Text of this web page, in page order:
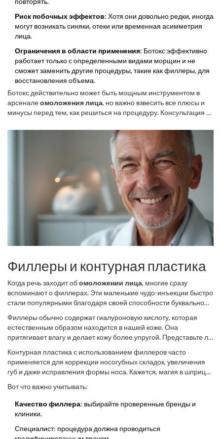
Риск побочных эффектов: Хотя они довольно редки, иногда
могут возникать синяки, отеки или временная асимметрия
лица.
Ограничения в области применения: Ботокс эффективно
работает только с определенными видами морщин и не
сможет заменить другие процедуры, такие как филлеры, для
восстановления объема.
Ботокс действительно может быть мощным инструментом в
арсеналеомоложения лица, но важно взвесить все плюсы и
минусы перед тем, как решиться на процедуру. Консультация с
наилучший план действий для вашего лица.
Филлеры и контурная пластика
Когда речь заходит обомоложении лица, многие сразу
вспоминают о филлерах. Эти маленькие чудо-инъекции быстро
стали популярными благодаря своей способности буквально
Филлеры обычно содержат гиалуроновую кислоту, которая
естественным образом находится в нашей коже. Она
притягивает влагу и делает кожу более упругой. Представьте ли,
вернуть объем вашим скулам!
Контурная пластика с использованием филлеров часто
применяется для коррекции носогубных складок, увеличения
губ и даже исправления формы носа. Кажется, магия в шприце,
месяцев, поэтому процедура требует регулярного повторения.
Вот что важно учитывать:
Качество филлера: выбирайте проверенные бренды и
клиники.
Специалист: процедура должна проводиться